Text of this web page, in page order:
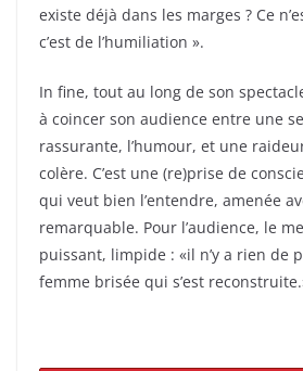
existe déjà dans les marges ? Ce
c’est de l’humiliation ».
In fine, tout au long de son
à coincer son audience entre une
rassurante, l’humour, et une
colère. C’est une (re)prise de
qui veut bien l’entendre, amenée
remarquable. Pour l’audience, le
puissant, limpide : «il n’y a rien de
femme brisée qui s’est